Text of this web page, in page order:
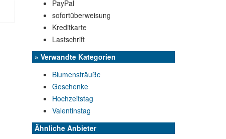
PayPal
sofortüberweisung
Kreditkarte
Lastschrift
» Verwandte Kategorien
Blumensträuße
Geschenke
Hochzeitstag
Valentinstag
Ähnliche Anbieter